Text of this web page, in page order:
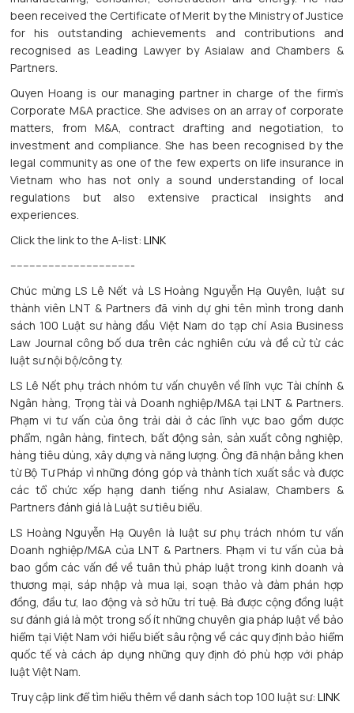
been received the Certificate of Merit by the Ministry of Justice
for his outstanding achievements and contributions and
recognised as Leading Lawyer by Asialaw and Chambers &
Partners.
Quyen Hoang is our managing partner in charge of the firm’s
Corporate M&A practice. She advises on an array of corporate
matters, from M&A, contract drafting and negotiation, to
investment and compliance. She has been recognised by the
legal community as one of the few experts on life insurance in
Vietnam who has not only a sound understanding of local
regulations but also extensive practical insights and
experiences.
Click the link to the A-list:LINK
---------------------------------------
Chúc mừng LS Lê Nết và LS Hoàng Nguyễn Hạ Quyên, luật sư
thành viên LNT & Partners đã vinh dự ghi tên mình trong danh
sách 100 Luật sư hàng đầu Việt Nam do tạp chí Asia Business
Law Journal công bố dưa trên các nghiên cứu và đề cử từ các
luật sư nội bộ/công ty.
LS Lê Nết phụ trách nhóm tư vấn chuyên về lĩnh vực Tài chính &
Ngân hàng, Trọng tài và Doanh nghiệp/M&A tại LNT & Partners.
Phạm vi tư vấn của ông trải dài ở các lĩnh vực bao gồm dược
phẩm, ngân hàng, fintech, bất động sản, sản xuất công nghiệp,
hàng tiêu dùng, xây dựng và năng lượng. Ông đã nhận bằng khen
từ Bộ Tư Pháp vì những đóng góp và thành tích xuất sắc và được
các tổ chức xếp hạng danh tiếng như Asialaw, Chambers &
Partners đánh giá là Luật sư tiêu biểu.
LS Hoàng Nguyễn Hạ Quyên là luật sư phụ trách nhóm tư vấn
Doanh nghiệp/M&A của LNT & Partners. Phạm vi tư vấn của bà
bao gồm các vấn đề về tuân thủ pháp luật trong kinh doanh và
thương mại, sáp nhập và mua lại, soạn thảo và đàm phán hợp
đồng, đầu tư, lao động và sở hữu trí tuệ. Bà được cộng đồng luật
sư đánh giá là một trong số ít những chuyên gia pháp luật về bảo
hiểm tại Việt Nam với hiểu biết sâu rộng về các quy định bảo hiểm
quốc tế và cách áp dụng những quy định đó phù hợp với pháp
luật Việt Nam.
Truy cập link để tìm hiểu thêm về danh sách top 100 luật sư:LINK